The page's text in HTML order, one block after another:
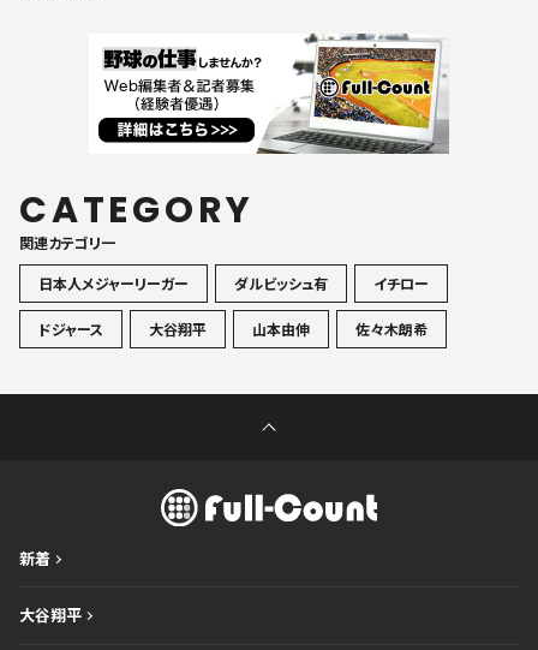
CATEGORY
関連カテゴリ一
日本人メジャーリーガー
ダルビッシュ有 イチロー
ドジャース 大谷翔平 山本由伸 佐々木朗希
新着
大谷翔平